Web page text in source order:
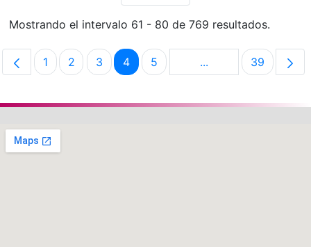
Mostrando el intervalo 61 - 80 de 769 resultados.
Página
1 Página
2 Página
3 Página
4 Página
5 ...Páginas Página
39